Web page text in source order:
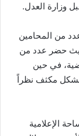
وزارة العدل.
من المحامين
حضر عدد من
في حين
بشكل مكثف نظراً
الإعلامية